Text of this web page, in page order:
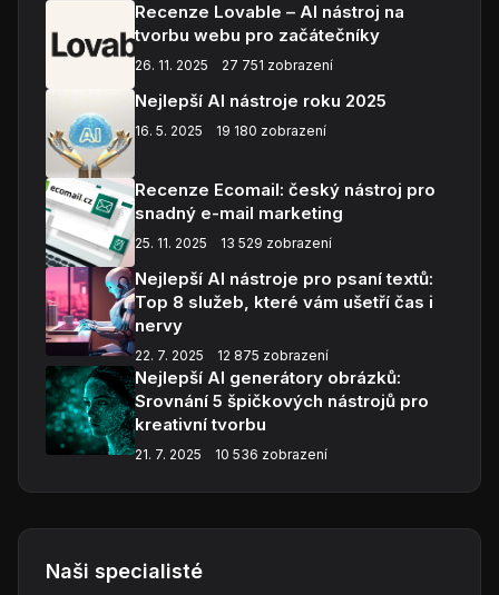
Recenze Lovable – AI nástroj na
tvorbu webu pro začátečníky
26. 11. 2025 27 751 zobrazení
Nejlepší AI nástroje roku 2025
16. 5. 2025 19 180 zobrazení
Recenze Ecomail: český nástroj pro
snadný e-mail marketing
25. 11. 2025 13 529 zobrazení
Nejlepší AI nástroje pro psaní textů:
Top 8 služeb, které vám ušetří čas i
nervy
22. 7. 2025 12 875 zobrazení
Nejlepší AI generátory obrázků:
Srovnání 5 špičkových nástrojů pro
kreativní tvorbu
21. 7. 2025 10 536 zobrazení
Naši specialisté